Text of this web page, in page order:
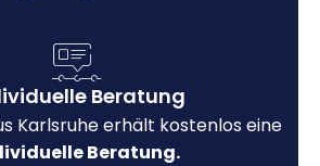
Beratung
Karlsruhe erhält kostenlos eine
Beratung.